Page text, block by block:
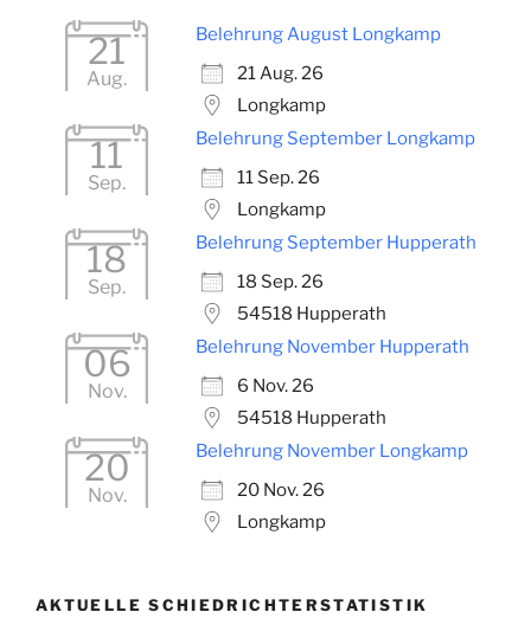
21
Aug.
Belehrung August Longkamp
21 Aug. 26
Longkamp
11
Sep.
Belehrung September Longkamp
11 Sep. 26
Longkamp
18
Sep.
Belehrung September Hupperath
18 Sep. 26
54518 Hupperath
06
Nov.
Belehrung November Hupperath
6 Nov. 26
54518 Hupperath
20
Nov.
Belehrung November Longkamp
20 Nov. 26
Longkamp
AKTUELLE SCHIEDRICHTERSTATISTIK